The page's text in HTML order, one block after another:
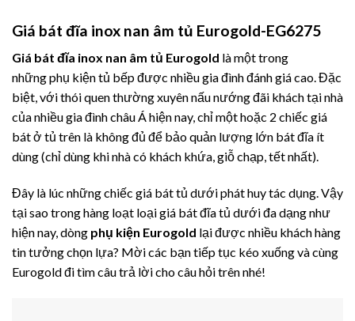
Giá bát đĩa inox nan âm tủ Eurogold-EG6275
Giá bát đĩa inox nan âm tủ Eurogold là một trong
nhữngphụ kiện tủ bếpđược nhiều gia đình đánh giá cao. Đặc
biệt, với thói quen thường xuyên nấu nướng đãi khách tại nhà
của nhiều gia đình châu Á hiện nay, chỉ một hoặc 2 chiếc giá
bát ở tủ trên là không đủ để bảo quản lượng lớn bát đĩa ít
dùng (chỉ dùng khi nhà có khách khứa, giỗ chạp, tết nhất).
Đây là lúc những chiếc giá bát tủ dưới phát huy tác dụng. Vậy
tại sao trong hàng loạt loại giá bát đĩa tủ dưới đa dạng như
hiện nay, dòng phụ kiện Eurogold lại được nhiều khách hàng
tin tưởng chọn lựa? Mời các bạn tiếp tục kéo xuống và cùng
Eurogold đi tìm câu trả lời cho câu hỏi trên nhé!